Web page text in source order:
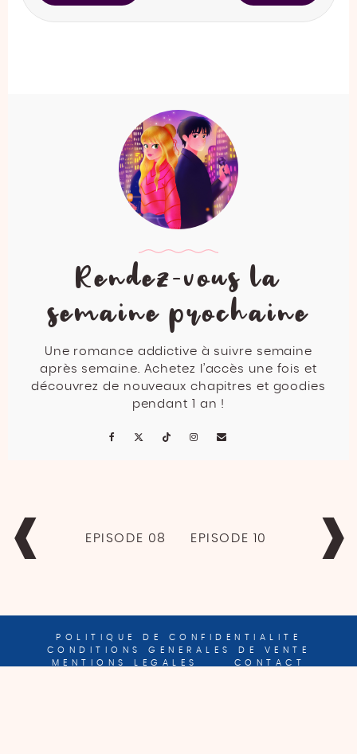
Rendez-vous la
semaine prochaine
Une romance addictive à suivre semaine
après semaine. Achetez l’accès une fois et
découvrez de nouveaux chapitres et goodies
pendant 1 an !
NAVIGATION
DE
L’ARTICLE
EPISODE 08 EPISODE 10
POLITIQUE DE CONFIDENTIALITE
CONDITIONS GENERALES DE VENTE
MENTIONS LEGALES
CONTACT